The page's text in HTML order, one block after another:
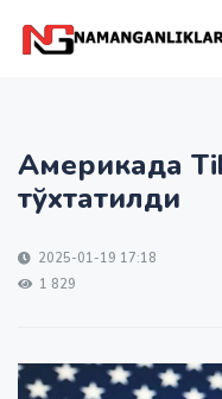
Америкада
тўхтатилди
2025-01-19 17:18
1 829